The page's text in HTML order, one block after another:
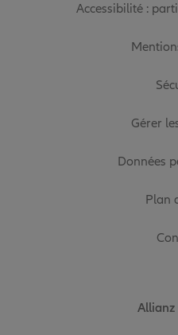
Accessibilité :
Gérer
Données
Plan